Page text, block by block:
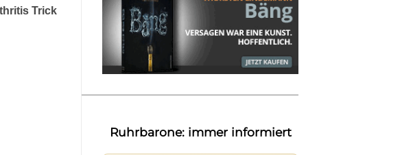
Ruhrbarone: immer informiert